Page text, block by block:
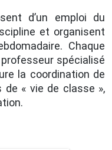
d’un emploi du
et organisent
Chaque
spécialisé
la coordination de
« vie de classe »,